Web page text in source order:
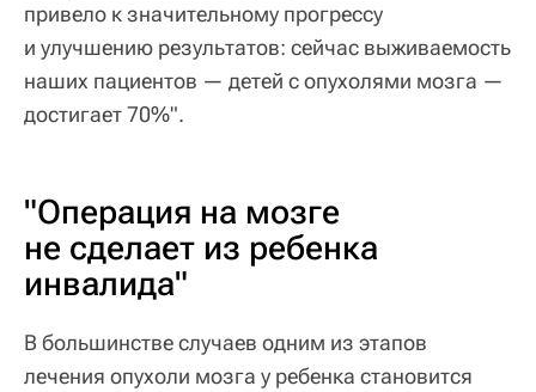
привело к значительному прогрессу
и улучшению результатов: сейчас выживаемость
наших пациентов — детей с опухолями мозга —
достигает 70%".
"Операция на мозге
не сделает из ребенка
инвалида"
В большинстве случаев одним из этапов
лечения опухоли мозга у ребенка становится